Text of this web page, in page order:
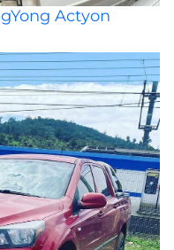
Actyon